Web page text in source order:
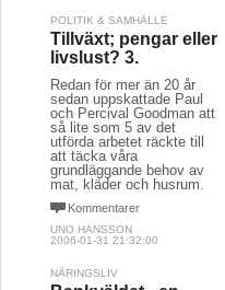
POLITIK & SAMHÄLLE
Tillväxt; pengar eller
livslust? 3.
Redan för mer än 20 år
sedan uppskattade Paul
och Percival Goodman att
så lite som 5 av det
utförda arbetet räckte till
att täcka våra
grundläggande behov av
mat, kläder och husrum.
Kommentarer
UNO HANSSON
2006-01-31 21:32:00
NÄRINGSLIV